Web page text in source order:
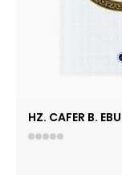
HZ. CAFER B.